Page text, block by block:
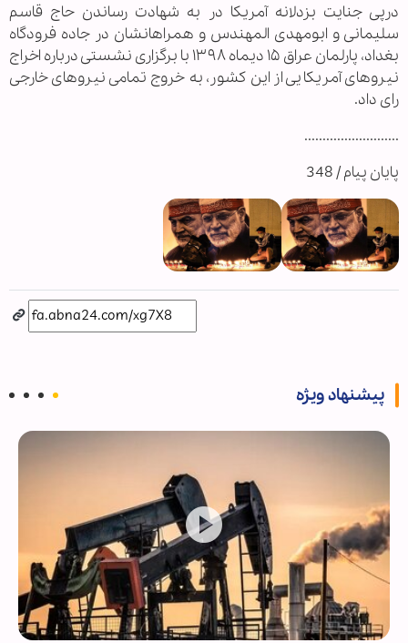
درپی جنایت بزدلانه آمریکا در به شهادت رساندن حاج قاسم
سلیمانی و ابومهدی المهندس و همراهانشان در جاده فرودگاه
بغداد، پارلمان عراق ۱۵ دیماه ۱۳۹۸ با برگزاری نشستی درباره اخراج
نیروهای آمریکایی از این کشور، به خروج تمامی نیروهای خارجی
رای داد.
..........................
پایان پیام / 348
پیشنهاد ویژه